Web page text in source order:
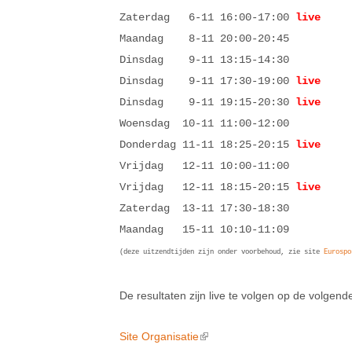
Zaterdag 6-11 16:00-17:00 live
Maandag 8-11 20:00-20:45
Dinsdag 9-11 13:15-14:30
Dinsdag 9-11 17:30-19:00 live
Dinsdag 9-11 19:15-20:30 live
Woensdag 10-11 11:00-12:00
Donderdag 11-11 18:25-20:15 live
Vrijdag 12-11 10:00-11:00
Vrijdag 12-11 18:15-20:15 live
Zaterdag 13-11 17:30-18:30
Maandag 15-11 10:10-11:09
(deze uitzendtijden zijn onder voorbehoud, zie site
De resultaten zijn live te volgen op de
Site Organisatie(link is external)